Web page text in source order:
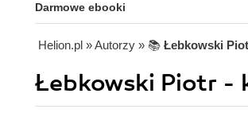
Darmowe ebooki
Helion.pl » Autorzy » 📚 Łebkowski
Łebkowski Piotr -